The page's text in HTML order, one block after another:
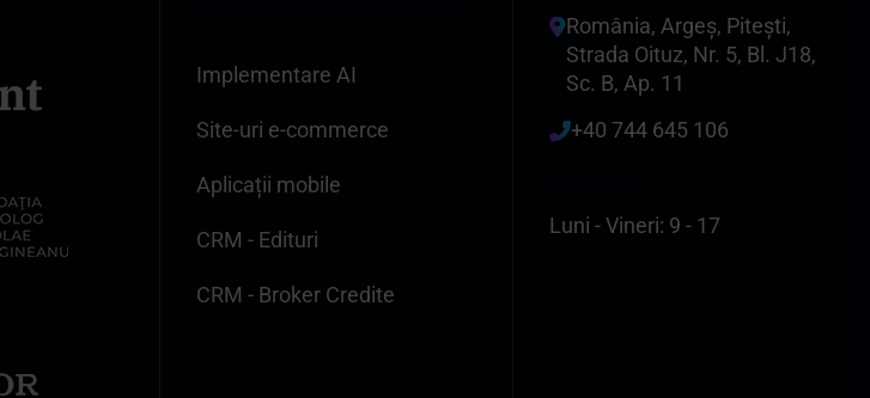
Implementare AI
Site-uri e-commerce
Aplicații mobile
CRM - Edituri
CRM - Broker Credite
România, Argeș, Pitești,
Strada Oituz, Nr. 5, Bl. J18,
Sc. B, Ap. 11
+40 744 645 106
Luni - Vineri: 9 - 17